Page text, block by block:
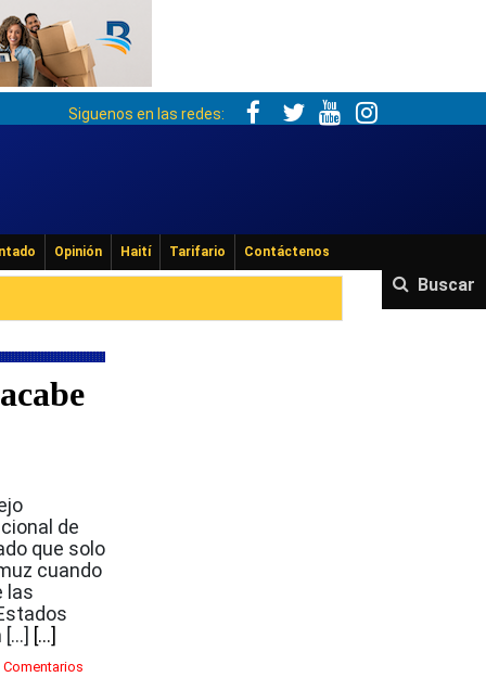
Siguenos en las redes:
Opinión Haití Tarifario Contáctenos
Buscar
de
que solo
cuando
las
[…] [...]
Comentarios